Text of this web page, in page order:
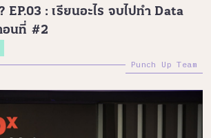
: เรียนอะไร จบไปทำ Data
นที่ #2
Punch Up Team